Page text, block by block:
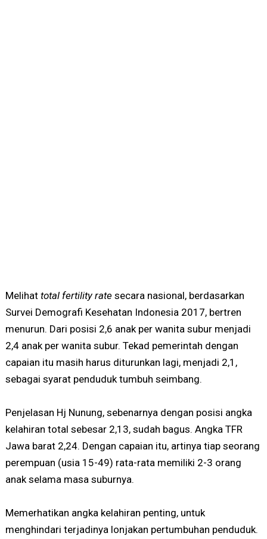
Melihat total fertility rate secara nasional, berdasarkan
Survei Demografi Kesehatan Indonesia 2017, bertren
menurun. Dari posisi 2,6 anak per wanita subur menjadi
2,4 anak per wanita subur. Tekad pemerintah dengan
capaian itu masih harus diturunkan lagi, menjadi 2,1,
sebagai syarat penduduk tumbuh seimbang.
Penjelasan Hj Nunung, sebenarnya dengan posisi angka
kelahiran total sebesar 2,13, sudah bagus. Angka TFR
Jawa barat 2,24. Dengan capaian itu, artinya tiap seorang
perempuan (usia 15-49) rata-rata memiliki 2-3 orang
anak selama masa suburnya.
Memerhatikan angka kelahiran penting, untuk
menghindari terjadinya lonjakan pertumbuhan penduduk.